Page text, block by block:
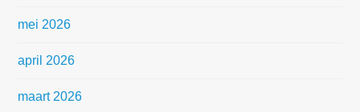
mei 2026
april 2026
maart 2026